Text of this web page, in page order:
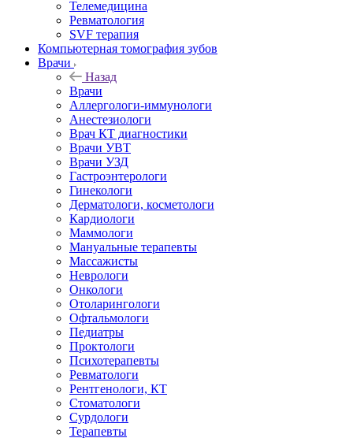
Телемедицина
Ревматология
SVF терапия
Компьютерная томография зубов
Врачи
Назад
Врачи
Аллергологи-иммунологи
Анестезиологи
Врач КТ диагностики
Врачи УВТ
Врачи УЗД
Гастроэнтерологи
Гинекологи
Дерматологи, косметологи
Кардиологи
Маммологи
Мануальные терапевты
Массажисты
Неврологи
Онкологи
Отоларингологи
Офтальмологи
Педиатры
Проктологи
Психотерапевты
Ревматологи
Рентгенологи, КТ
Стоматологи
Сурдологи
Терапевты